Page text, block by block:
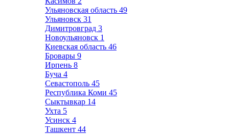
Ульяновская область 49
Ульяновск 31
Димитровград 3
Новоульяновск 1
Киевская область 46
Бровары 9
Ирпень 8
Буча 4
Севастополь 45
Республика Коми 45
Сыктывкар 14
Ухта 5
Усинск 4
Ташкент 44